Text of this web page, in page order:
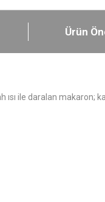
Ürün
ile daralan makaron;